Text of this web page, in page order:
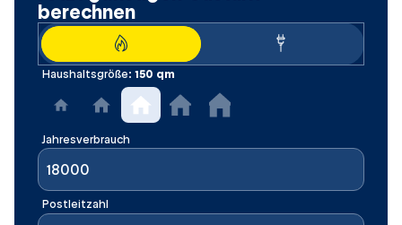
berechnen
Haushaltsgröße: 150 qm
Jahresverbrauch
Postleitzahl